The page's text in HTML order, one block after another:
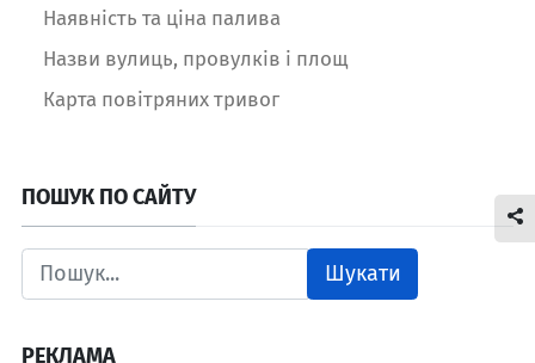
Наявність та ціна палива
Назви вулиць, провулків і площ
Карта повітряних тривог
ПОШУК ПО САЙТУ
Шукати
РЕКЛАМА